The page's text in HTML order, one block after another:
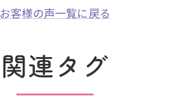
お客様の声一覧に戻る
関連タグ